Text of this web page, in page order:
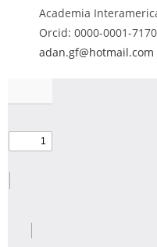
Academia
Orcid: 0000-0001-
adan.gf@hotmail.com